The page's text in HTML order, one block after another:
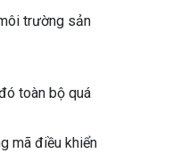
trường sản
toàn bộ quá
mã điều khiển